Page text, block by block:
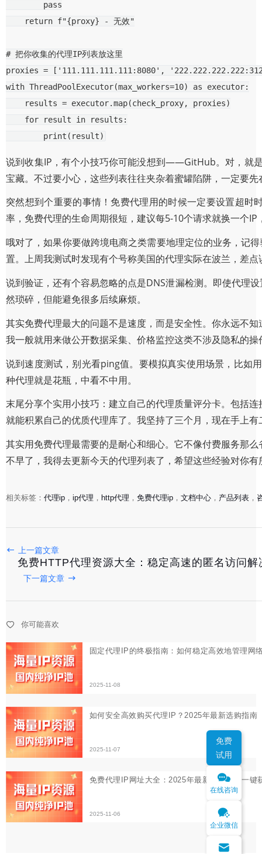
pass
return f"{proxy} - 无效"
# 把你收集的代理IP列表放这里
proxies = [ '111.111.111.111:8080' ,
with ThreadPoolExecutor(max_workers=10) as executor:
results = executor.map(check_proxy, proxies)
for
result in results :
print ( result)
说到收集IP，有个小技巧你可能没想到——GitHub。对，就
宝藏。不过要小心，这些列表往往夹杂着蜜罐陷阱，一定要
突然想到个重要的事情！免费代理用的时候一定要设置超
率，免费代理的生命周期很短，建议每5-10个请求就换一个
哦对了，如果你要做跨境电商之类需要地理定位的业务，记
置。上周我测试时发现有个号称美国的代理实际在波兰，差
说到验证，还有个容易忽略的点是DNS泄漏检测。即使代理
然琐碎，但能避免很多后续麻烦。
其实免费代理最大的问题不是速度，而是安全性。你永远不
我一般就用来做公开数据采集、价格监控这类不涉及隐私的操
说到速度测试，别光看ping值。要模拟真实使用场景，比如
种代理就是花瓶，中看不中用。
末尾分享个实用小技巧：建立自己的代理质量评分卡。包括
就能积累自己的优质代理库了。我坚持了三个月，现在手上
其实用免费代理最需要的是耐心和细心。它不像付费服务那
不早了，我得去更新今天的代理列表了，希望这些经验对你有
相关标签： 代理ip ， ip代理 ， http代理 ， 免费代理ip ， 文档中心 ， 产品列表 ，
上一篇文章
免费HTTP代理资源大全：稳定高速的匿名访问解
下一篇文章
你可能喜欢
2025-11-08
免费代理IP网址大全：2025年最新可用资源一键获取
免费
试用
在线咨询
企业微信